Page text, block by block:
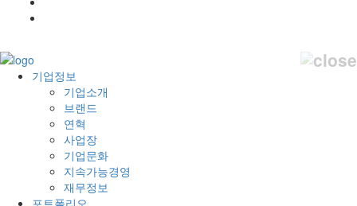
기업정보
기업소개
브랜드
연혁
사업장
기업문화
지속가능경영
재무정보
포트폴리오